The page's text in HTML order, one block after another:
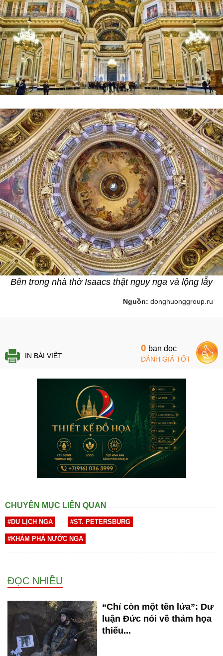
Bên trong nhà thờ Isaacs thật nguy nga và lộng lẫy
Nguồn: donghuonggroup.ru
IN BÀI VIẾT
0 bạn đọc
ĐÁNH GIÁ TỐT
CHUYÊN MỤC LIÊN QUAN
#DU LỊCH NGA #ST. PETERSBURG
#KHÁM PHÁ NƯỚC NGA
ĐỌC NHIỀU
“Chỉ còn một tên lửa”: Dư
luận Đức nói về thảm họa
thiếu...